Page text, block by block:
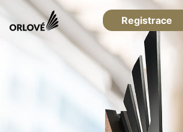
Registrace